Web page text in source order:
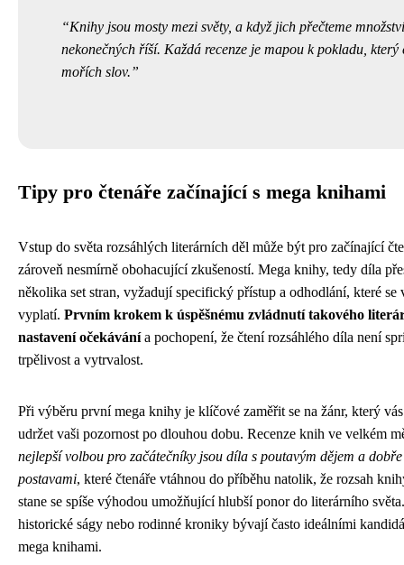
Knihy jsou mosty mezi světy, a když jich přečteme
nekonečných říší. Každá recenze je mapou k pokladu, který
mořích slov.
Tipy pro čtenáře začínající s mega knihami
Vstup do světa rozsáhlých literárních děl může být pro začínající
zároveň nesmírně obohacující zkušeností. Mega knihy, tedy díla
několika set stran, vyžadují specifický přístup a odhodlání, které se
vyplatí. Prvním krokem k úspěšnému zvládnutí takového
nastavení očekávánía pochopení, že čtení rozsáhlého díla není
trpělivost a vytrvalost.
Při výběru první mega knihy je klíčové zaměřit se na žánr, který
udržet vaši pozornost po dlouhou dobu. Recenze knih ve velkém
nejlepší volbou pro začátečníky jsou díla s poutavým dějem a
postavami, které čtenáře vtáhnou do příběhu natolik, že rozsah
stane se spíše výhodou umožňující hlubší ponor do literárního
historické ságy nebo rodinné kroniky bývají často ideálními
mega knihami.